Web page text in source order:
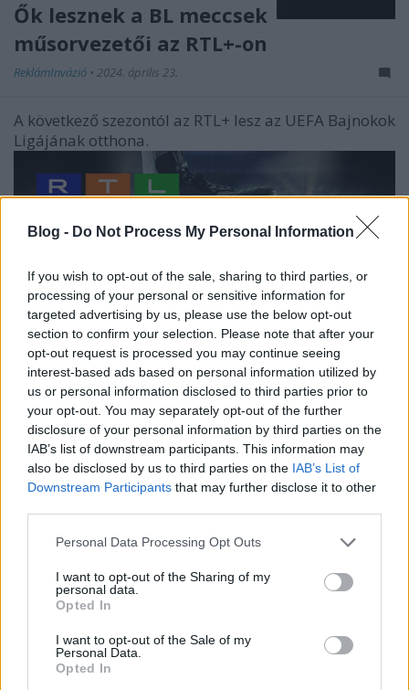
Blog - Do Not Process My Personal Information
If you wish to opt-out of the sale, sharing to third parties, or
processing of your personal or sensitive information for
targeted advertising by us, please use the below opt-out
section to confirm your selection. Please note that after your
opt-out request is processed you may continue seeing
interest-based ads based on personal information utilized by
us or personal information disclosed to third parties prior to
your opt-out. You may separately opt-out of the further
disclosure of your personal information by third parties on the
IAB’s list of downstream participants. This information may
also be disclosed by us to third parties on the IAB’s List of
Downstream Participants that may further disclose it to other
Please note that this website/app uses one or more Google
not limited to your visit or usage behaviour. You may click to
grant or deny consent to Google and its third-party tags to
use your data for below specified purposes in below Google
consent section.
Personal Data Processing Opt Outs
I want to opt-out of the Sharing of my
personal data.
Opted In
I want to opt-out of the Sale of my
Personal Data.
Opted In
Ők lesznek a BL meccsek
műsorvezetői az RTL+-on
ReklámInvázió • 2024. április 23.
A következő szezontól az RTL+ lesz az UEFA Bajnokok
Ligájának otthona.